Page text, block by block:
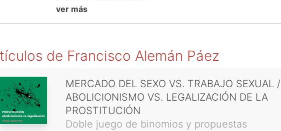
ver más
de Francisco Alemán Páez
MERCADO DEL SEXO VS. TRABAJO SEXUAL /
ABOLICIONISMO VS. LEGALIZACIÓN DE LA
PROSTITUCIÓN
Doble juego de binomios y propuestas